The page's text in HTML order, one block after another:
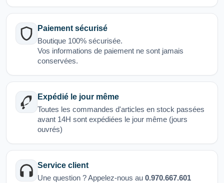
Paiement sécurisé
Boutique 100% sécurisée.
Vos informations de paiement ne sont jamais
conservées.
Expédié le jour même
Toutes les commandes d'articles en stock passées
avant 14H sont expédiées le jour même (jours
ouvrés)
Service client
Une question ? Appelez-nous au 0.970.667.601